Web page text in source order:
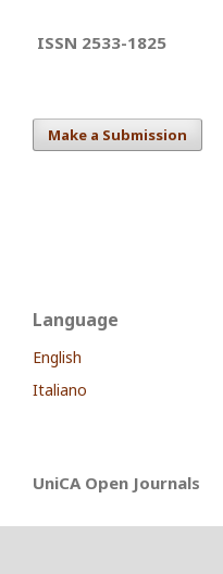
ISSN 2533-1825
Make a Submission
Language
English
Italiano
UniCA Open Journals